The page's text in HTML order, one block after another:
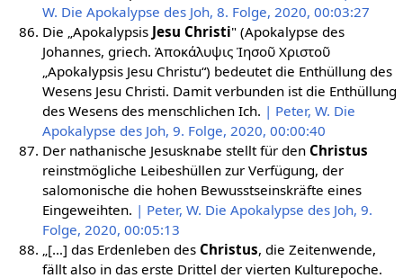
W. Die Apokalypse des Joh, 8. Folge, 2020, 00:03:27
Die „Apokalypsis Jesu Christi" (Apokalypse des
Johannes, griech. Ἀποκάλυψις Ἰησοῦ Χριστοῦ
„Apokalypsis Jesu Christu“) bedeutet die Enthüllung des
Wesens Jesu Christi. Damit verbunden ist die Enthüllung
des Wesens des menschlichen Ich. | Peter, W. Die
Apokalypse des Joh, 9. Folge, 2020, 00:00:40
Der nathanische Jesusknabe stellt für den Christus
reinstmögliche Leibeshüllen zur Verfügung, der
salomonische die hohen Bewusstseinskräfte eines
Eingeweihten. | Peter, W. Die Apokalypse des Joh, 9.
Folge, 2020, 00:05:13
„[…] das Erdenleben des Christus, die Zeitenwende,
fällt also in das erste Drittel der vierten Kulturepoche.